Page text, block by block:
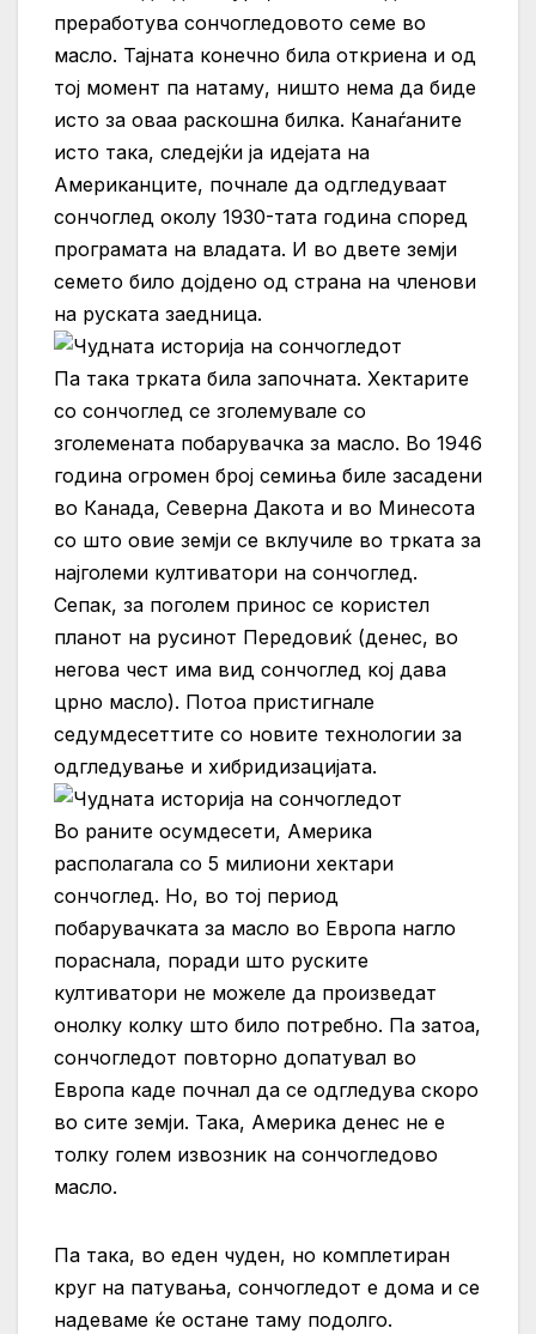
преработува сончогледовото семе во
масло. Тајната конечно била откриена и од
тој момент па натаму, ништо нема да биде
исто за оваа раскошна билка. Канаѓаните
исто така, следејќи ја идејата на
Американците, почнале да одгледуваат
сончоглед околу 1930-тата година според
програмата на владата. И во двете земји
семето било дојдено од страна на членови
на руската заедница.
Па така трката била започната. Хектарите
со сончоглед се зголемувале со
зголемената побарувачка за масло. Во 1946
година огромен број семиња биле засадени
во Канада, Северна Дакота и во Минесота
со што овие земји се вклучиле во трката за
најголеми култиватори на сончоглед.
Сепак, за поголем принос се користел
планот на русинот Передовиќ (денес, во
негова чест има вид сончоглед кој дава
црно масло). Потоа пристигнале
седумдесеттите со новите технологии за
одгледување и хибридизацијата.
Во раните осумдесети, Америка
располагала со 5 милиони хектари
сончоглед. Но, во тој период
побарувачката за масло во Европа нагло
пораснала, поради што руските
култиватори не можеле да произведат
онолку колку што било потребно. Па затоа,
сончогледот повторно допатувал во
Европа каде почнал да се одгледува скоро
во сите земји. Така, Америка денес не е
толку голем извозник на сончогледово
масло.
Па така, во еден чуден, но комплетиран
круг на патувања, сончогледот е дома и се
надеваме ќе остане таму подолго.